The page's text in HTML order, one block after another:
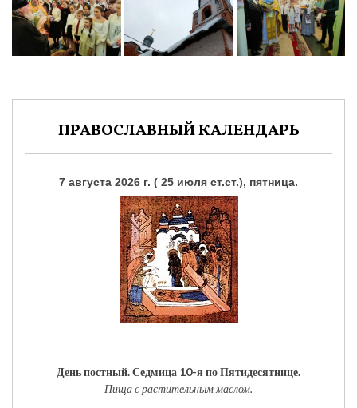
ПРАВОСЛАВНЫЙ КАЛЕНДАРЬ
7 августа 2026 г. ( 25 июля ст.ст.), пятница.
День постный.Седмица 10-я по Пятидесятнице.
Пища с растительным маслом.